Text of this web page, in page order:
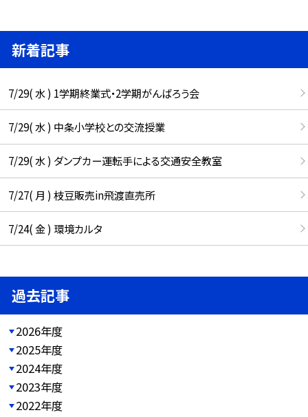
新着記事
7/29( 水 ) 1学期終業式・2学期がんばろう会
7/29( 水 ) 中条小学校との交流授業
7/29( 水 ) ダンプカー運転手による交通安全教室
7/27( 月 ) 枝豆販売in飛渡直売所
7/24( 金 ) 環境カルタ
過去記事
2026年度
2025年度
2024年度
2023年度
2022年度